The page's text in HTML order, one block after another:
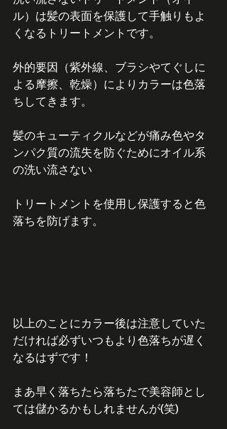
ル）は髪の表面を保護して手触りもよ
くなるトリートメントです。
外的要因（紫外線、ブラシやてぐしに
よる摩擦、乾燥）によりカラーは色落
ちしてきます。
髪のキューティクルなどが痛み色やタ
ンパク質の流失を防ぐためにオイル系
の洗い流さない
トリートメントを使用し保護すると色
落ちを防げます。
以上のことにカラー後は注意していた
だければ必ずいつもより色落ちが遅く
なるはずです！
まあ早く落ちたら落ちたで美容師とし
ては儲かるかもしれませんが(笑)